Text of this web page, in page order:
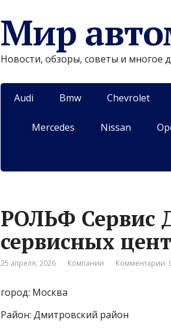
Мир
Новости, обзоры, советы и многое
Audi Bmw Chevrolet
Mercedes Nissan
РОЛЬФ Сервис
сервисных
25 апреля, 2026 Компании Комментарии:
город: Москва
Район: Дмитровский район